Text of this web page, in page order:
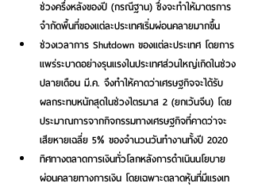
ช่วงครึ่งหลังของปี (กรณีฐาน) ซึ่งจะทำให้มาตรการ
จำกัดพื้นที่ของแต่ละประเทศเริ่มผ่อนคลายมากขึ้น
ช่วงเวลาการ Shutdown ของแต่ละประเทศ โดยการ
แพร่ระบาดอย่างรุนแรงในประเทศส่วนใหญ่เกิดในช่วง
ปลายเดือน มี.ค. จึงทำให้คาดว่าเศรษฐกิจจะได้รับ
ผลกระทบหนักสุดในช่วงไตรมาส 2 (ยกเว้นจีน) โดย
ประมาณการจากกิจกรรมทางเศรษฐกิจที่คาดว่าจะ
เสียหายเฉลี่ย 5% ของจำนวนวันทำงานทั้งปี 2020
ทิศทางตลาดการเงินทั่วโลกหลังการดำเนินนโยบาย
ผ่อนคลายทางการเงิน โดยเฉพาะตลาดหุ้นที่มีแรงเท